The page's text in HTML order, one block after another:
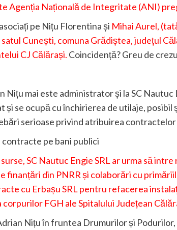
Agenția Națională de Integritate (ANI)
pe Nițu Florentina și Mihai Aurel,
Cunești, comuna Grădiștea, județul
CJ Călărași. Coincidență? Greu de
Nițu mai este administrator și la SC
și se ocupă cu închirierea de utilaje,
serioase privind atribuirea
contracte pe bani publici
SC Nautuc Engie SRL ar urma să
finanțări din PNRR și colaborări cu
cu Erbașu SRL pentru refacerea
corpurilor FGH ale Spitalului Județean
Nițu în fruntea Drumurilor și